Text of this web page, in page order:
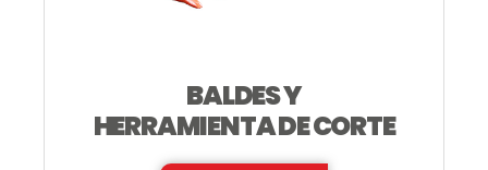
BALDES Y
HERRAMIENTA DE CORTE